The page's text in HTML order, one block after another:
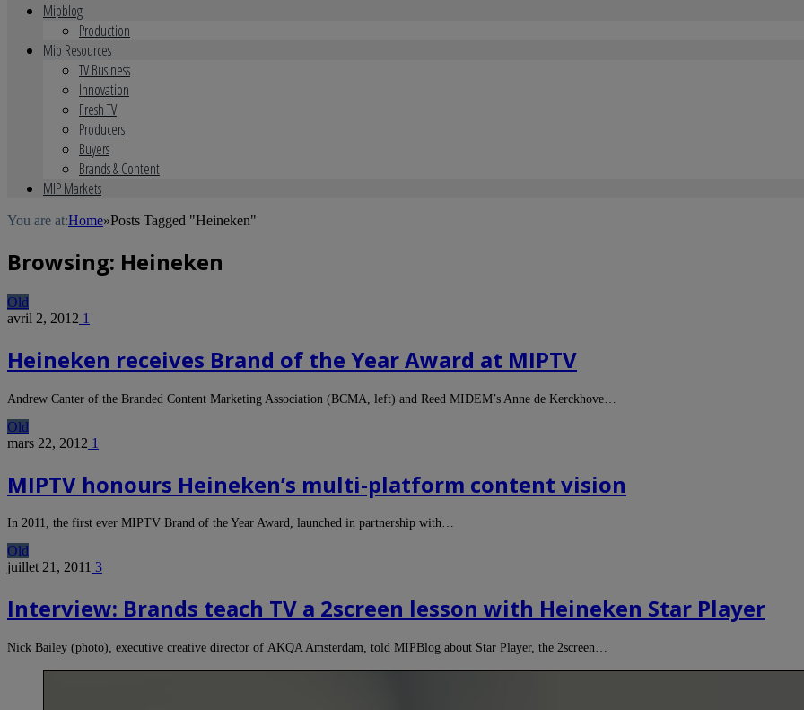
Mipblog
Production
Mip Resources
TV Business
Innovation
Fresh TV
Producers
Buyers
Brands & Content
MIP Markets
You are at:Home»Posts Tagged "Heineken"
Browsing: Heineken
Old
avril 2, 2012 1
Heineken receives Brand of the Year Award at MIPTV
Andrew Canter of the Branded Content Marketing Association (BCMA, left) and Reed MIDEM’s Anne de Kerckhove…
Old
mars 22, 2012 1
MIPTV honours Heineken’s multi-platform content vision
In 2011, the first ever MIPTV Brand of the Year Award, launched in partnership with…
Old
juillet 21, 2011 3
Interview: Brands teach TV a 2screen lesson with Heineken Star Player
Nick Bailey (photo), executive creative director of AKQA Amsterdam, told MIPBlog about Star Player, the 2screen…